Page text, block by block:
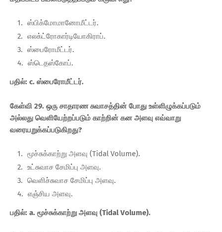
ஸ்பிக்மோமானோமீட்டர்.
எலக்ட்ரோகார்டியோகிராப்.
ஸ்பைரோமீட்டர்.
ஸ்டெதஸ்கோப்.
பதில்: c. ஸ்பைரோமீட்டர்.
கேள்வி 29. ஒரு சாதாரண சுவாசத்தின் போது உள்ளிழுக்கப்படும்
அல்லது வெளியேற்றப்படும் காற்றின் கன அளவு எவ்வாறு
வரையறுக்கப்படுகிறது?
மூச்சுக்காற்று அளவு (Tidal Volume).
உட்சுவாச சேமிப்பு அளவு.
வெளிச்சுவாச சேமிப்பு அளவு.
எஞ்சிய அளவு.
பதில்: a. மூச்சுக்காற்று அளவு (Tidal Volume).